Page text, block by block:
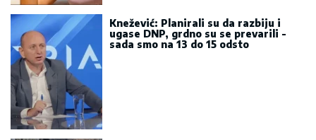
Knežević: Planirali su da razbiju i
ugase DNP, grdno su se prevarili -
sada smo na 13 do 15 odsto